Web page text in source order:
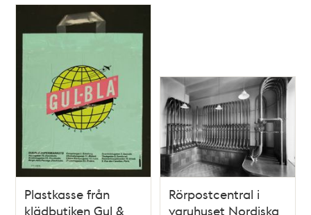
Plastkasse från
klädbutiken Gul &
Rörpostcentral i
varuhuset Nordiska